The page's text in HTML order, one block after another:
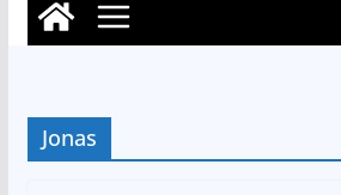
Jonas